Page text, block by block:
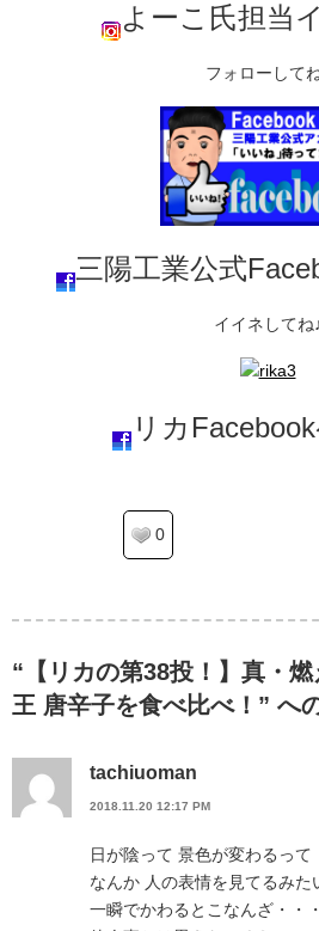
よーこ氏担当
フォローして
三陽工業公式
イイネしてね
リカ
0
“【リカの第38投！】真・
王 唐辛子を食べ比べ！” へ
tachiuoman
2018.11.20 12:17 PM
日が陰って 景色が変わるって
なんか 人の表情を見てるみた
一瞬でかわるとこなんざ・・・